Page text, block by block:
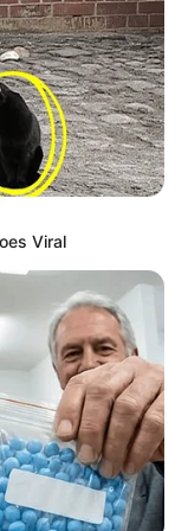
feira de cinzas,
quinta-feira
Legislatura. Na
ao Prefeito
ao gerente da
pauta:
Viral